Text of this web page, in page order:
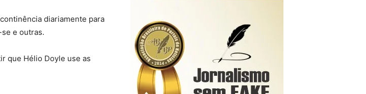
diariamente para
e outras.
que Hélio Doyle use as